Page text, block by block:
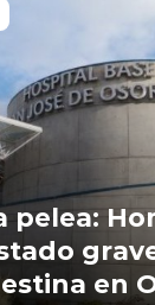
pelea:
en